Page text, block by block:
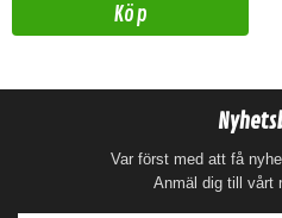
Köp
Var först med att få
Anmäl dig till vårt